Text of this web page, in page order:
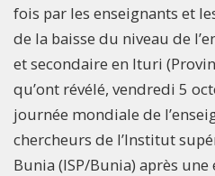
fois par les enseignants et
de la baisse du niveau de
et secondaire en Ituri
qu’ont révélé, vendredi 5
journée mondiale de
chercheurs de l’Institut
Bunia (ISP/Bunia) après